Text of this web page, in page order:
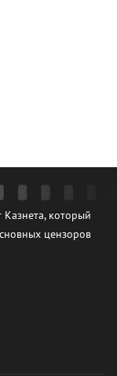
который
цензоров